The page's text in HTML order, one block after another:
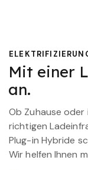
Mit einer
an.
Ob Zuhause
richtigen
Plug-in Hybride
Wir helfen Ihnen